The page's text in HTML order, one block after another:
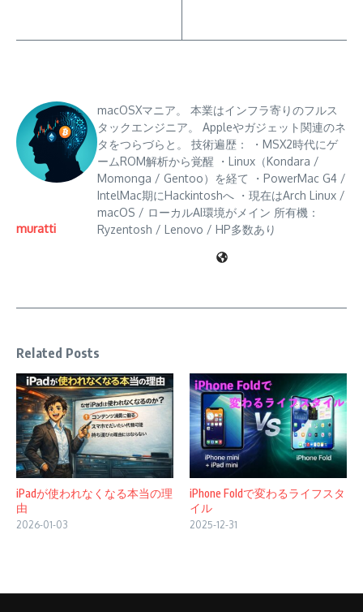
muratti
macOSXマニア。 本業はインフラ寄りのフルス
タックエンジニア。 Appleやガジェット関連のネ
タをつらづらと。 技術遍歴： ・MSX2時代にゲ
ームROM解析から覚醒 ・Linux（Kondara /
Momonga / Gentoo）を経て ・PowerMac G4 /
IntelMac期にHackintoshへ ・現在はArch Linux /
macOS / ローカルAI環境がメイン 所有機：
Ryzentosh / Lenovo / HP多数あり
Related Posts
iPadが使われなくなる本当の理
由
2026-01-03
iPhone Foldで変わるライフスタ
イル
2025-12-31